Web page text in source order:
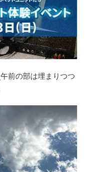
午前の部は埋まりつつ